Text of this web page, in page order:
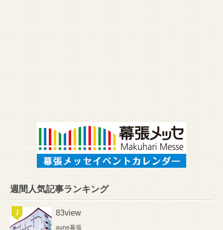
週間人気記事ランキング
83view
aune幕張